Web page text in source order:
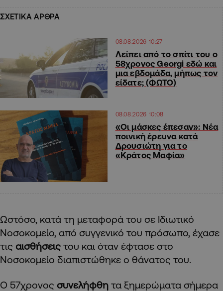
ΣΧΕΤΙΚΑ ΑΡΘΡΑ
08.08.2026 10:27
Λείπει από το σπίτι του ο
58χρονος Georgi εδώ και
μια εβδομάδα, μήπως τον
είδατε; (ΦΩΤΟ)
08.08.2026 10:08
«Οι μάσκες έπεσαν»: Νέα
ποινική έρευνα κατά
Δρουσιώτη για το
«Κράτος Μαφία»
Ωστόσο, κατά τη μεταφορά του σε Ιδιωτικό
Νοσοκομείο, από συγγενικό του πρόσωπο, έχασε
τις αισθήσεις του και όταν έφτασε στο
Νοσοκομείο διαπιστώθηκε ο θάνατος του.
Ο 57χρονος συνελήφθη τα ξημερώματα σήμερα